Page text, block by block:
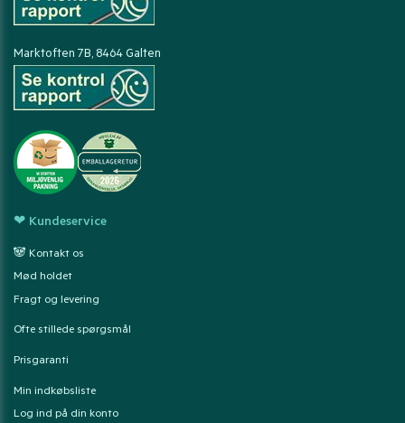
Marktoften 7B, 8464 Galten
❤ Kundeservice
🐼 Kontakt os
Mød holdet
Fragt og levering
Ofte stillede spørgsmål
Prisgaranti
Min indkøbsliste
Log ind på din konto